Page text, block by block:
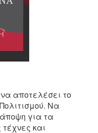
αποτελέσει το
Να
για τα
και